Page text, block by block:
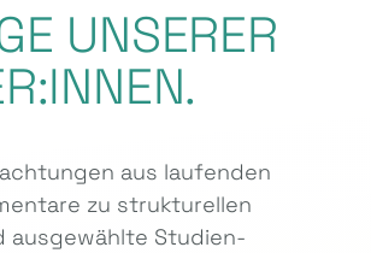
UNSERER
aus laufenden
zu strukturellen
ausgewählte Studien­